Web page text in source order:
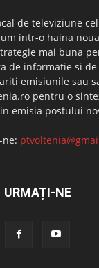
de televiziune
intr-o haina
mai buna
de informatie si
emisiunile sau
pentru o
emisia postului
ne:
URMAȚI-NE